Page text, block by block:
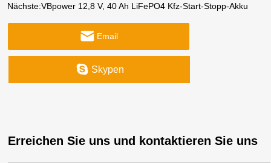
Nächste:VBpower 12,8 V, 40 Ah LiFePO4 Kfz-Start-Stopp-Akku
Email
Skypen
Erreichen Sie uns und kontaktieren Sie uns